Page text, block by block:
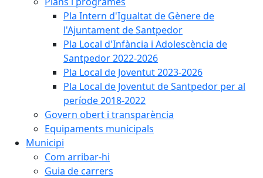
Pla Intern d'Igualtat de Gènere de
l'Ajuntament de Santpedor
Pla Local d'Infància i Adolescència de
Santpedor 2022-2026
Pla Local de Joventut 2023-2026
Pla Local de Joventut de Santpedor per al
període 2018-2022
Govern obert i transparència
Equipaments municipals
Municipi
Com arribar-hi
Guia de carrers